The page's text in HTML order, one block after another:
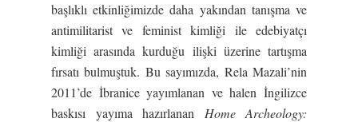
başlıklı etkinliğimizde daha yakından tanışma ve
antimilitarist ve feminist kimliği ile edebiyatçı
kimliği arasında kurduğu ilişki üzerine tartışma
fırsatı bulmuştuk. Bu sayımızda, Rela Mazali’nin
2011’de İbranice yayımlanan ve halen İngilizce
baskısı yayıma hazırlanan Home Archeology: